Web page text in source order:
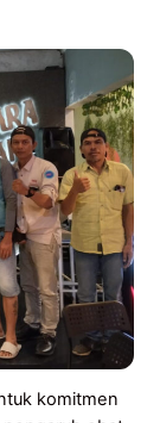
komitmen